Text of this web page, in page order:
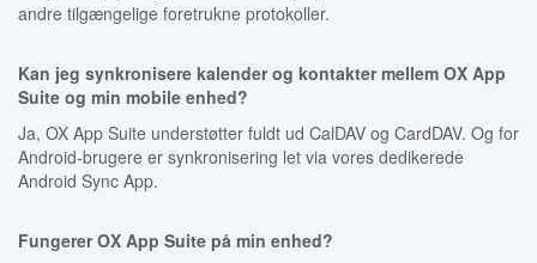
andre tilgængelige foretrukne protokoller.
Kan jeg synkronisere kalender og kontakter mellem OX App
Suite og min mobile enhed?
Ja, OX App Suite understøtter fuldt ud CalDAV og CardDAV. Og for
Android-brugere er synkronisering let via vores dedikerede
Android Sync App.
Fungerer OX App Suite på min enhed?